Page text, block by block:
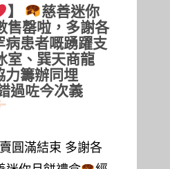
】 慈善迷你
售罄啦，多謝各
患者嘅踴躍支
室、巽天商龍
力籌辦同埋
過咗今次義
圓滿結束 多謝各